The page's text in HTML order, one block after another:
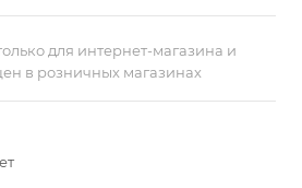
для интернет-магазина и
в розничных магазинах